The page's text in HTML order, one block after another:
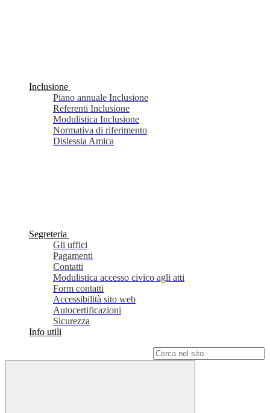
Inclusione
Piano annuale Inclusione
Referenti Inclusione
Modulistica Inclusione
Normativa di riferimento
Dislessia Amica
Segreteria
Gli uffici
Pagamenti
Contatti
Modulistica accesso civico agli atti
Form contatti
Accessibilità sito web
Autocertificazioni
Sicurezza
Info utili